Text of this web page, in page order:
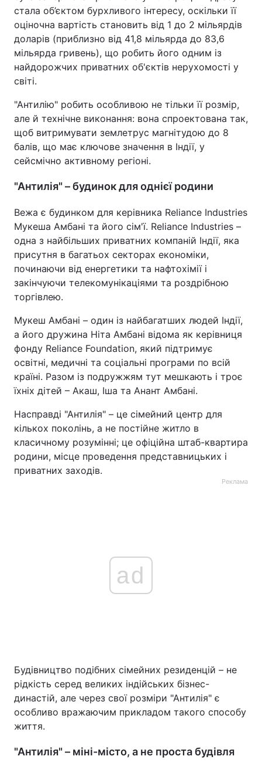
стала об’єктом бурхливого інтересу, оскільки її
оціночна вартість становить від 1 до 2 мільярдів
доларів (приблизно від 41,8 мільярда до 83,6
мільярда гривень), що робить його одним із
найдорожчих приватних об'єктів нерухомості у
світі.
"Антилію" робить особливою не тільки її розмір,
але й технічне виконання: вона спроектована так,
щоб витримувати землетрус магнітудою до 8
балів, що має ключове значення в Індії, у
сейсмічно активному регіоні.
"Антилія" – будинок для однієї родини
Вежа є будинком для керівника Reliance Industries
Мукеша Амбані та його сім'ї. Reliance Industries –
одна з найбільших приватних компаній Індії, яка
присутня в багатьох секторах економіки,
починаючи від енергетики та нафтохімії і
закінчуючи телекомунікаціями та роздрібною
торгівлею.
Мукеш Амбані – один із найбагатших людей Індії,
а його дружина Ніта Амбані відома як керівниця
фонду Reliance Foundation, який підтримує
освітні, медичні та соціальні програми по всій
країні. Разом із подружжям тут мешкають і троє
їхніх дітей – Акаш, Іша та Анант Амбані.
Насправді "Антилія" – це сімейний центр для
кількох поколінь, а не постійне житло в
класичному розумінні; це офіційна штаб-квартира
родини, місце проведення представницьких і
приватних заходів.
Реклама
ad
Будівництво подібних сімейних резиденцій – не
рідкість серед великих індійських бізнес-
династій, але через свої розміри "Антилія" є
особливо вражаючим прикладом такого способу
життя.
"Антилія" – міні-місто, а не проста будівля